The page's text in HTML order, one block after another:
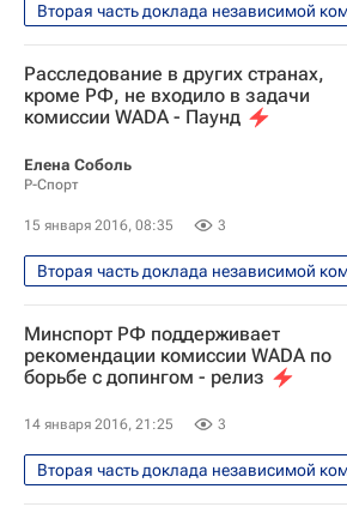
Легкая атлетика
Ламин Диак
IAAF
Ричард Паунд
Расследование в других странах,
кроме РФ, не входило в задачи
комиссии WADA - Паунд
Елена Соболь
Р-Спорт
15 января 2016, 08:35 3
Легкая атлетика
IAAF
Ричард Паунд
Минспорт РФ поддерживает
рекомендации комиссии WADA по
борьбе с допингом - релиз
14 января 2016, 21:25 3
Легкая атлетика
Вокруг спорта